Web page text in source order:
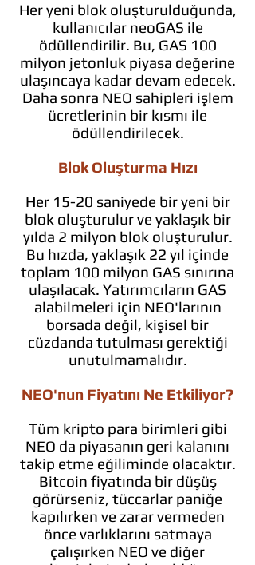
Her yeni blok oluşturulduğunda,
kullanıcılar neoGAS ile
ödüllendirilir. Bu, GAS 100
milyon jetonluk piyasa değerine
ulaşıncaya kadar devam edecek.
Daha sonra NEO sahipleri işlem
ücretlerinin bir kısmı ile
ödüllendirilecek.
Blok Oluşturma Hızı
Her 15-20 saniyede bir yeni bir
blok oluşturulur ve yaklaşık bir
yılda 2 milyon blok oluşturulur.
Bu hızda, yaklaşık 22 yıl içinde
toplam 100 milyon GAS sınırına
ulaşılacak. Yatırımcıların GAS
alabilmeleri için NEO'larının
borsada değil, kişisel bir
cüzdanda tutulması gerektiği
unutulmamalıdır.
NEO'nun Fiyatını Ne Etkiliyor?
Tüm kripto para birimleri gibi
NEO da piyasanın geri kalanını
takip etme eğiliminde olacaktır.
Bitcoin fiyatında bir düşüş
görürseniz, tüccarlar paniğe
kapılırken ve zarar vermeden
önce varlıklarını satmaya
çalışırken NEO ve diğer